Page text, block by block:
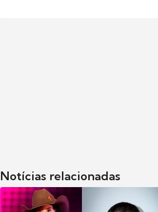
Notícias relacionadas